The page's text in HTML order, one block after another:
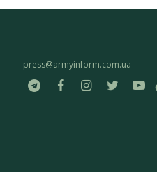
press@armyinform.com.ua